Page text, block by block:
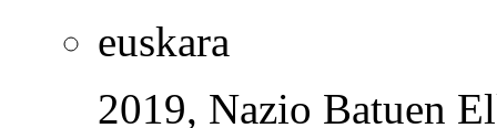
euskara
2019, Nazio Batuen